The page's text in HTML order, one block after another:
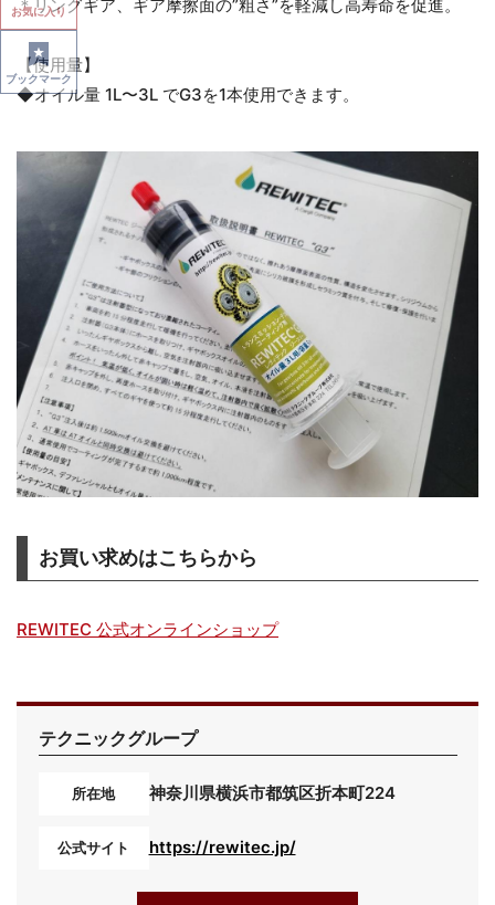
＊リングギア、ギア摩擦面の”粗さ”を軽減し高寿命を促進。
【使用量】
◆オイル量 1L〜3L でG3を1本使用できます。
お買い求めはこちらから
REWITEC 公式オンラインショップ
テクニックグループ
所在地 神奈川県横浜市都筑区折本町224
公式サイト https://rewitec.jp/
お気に入り
ブックマーク